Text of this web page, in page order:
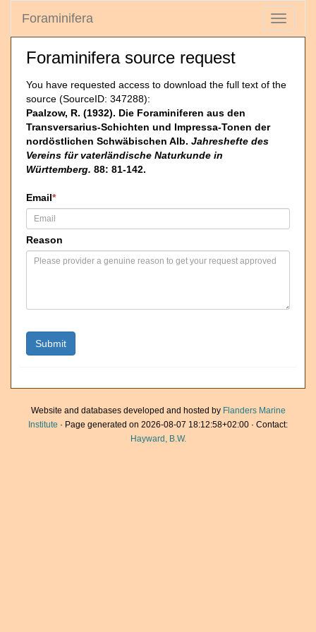
Toggle
Foraminifera
Foraminifera source request
You have requested access to download the full text of the
source (SourceID: 347288):
Paalzow, R. (1932). Die Foraminiferen aus den
Transversarius-Schichten und Impressa-Tonen der
nordöstlichen Schwäbischen Alb. Jahreshefte des
Vereins für vaterländische Naturkunde in
Württemberg. 88: 81-142.
Email*
Reason
Website and databases developed and hosted by Flanders Marine
Institute · Page generated on 2026-08-07 18:12:58+02:00 · Contact:
Hayward, B.W.